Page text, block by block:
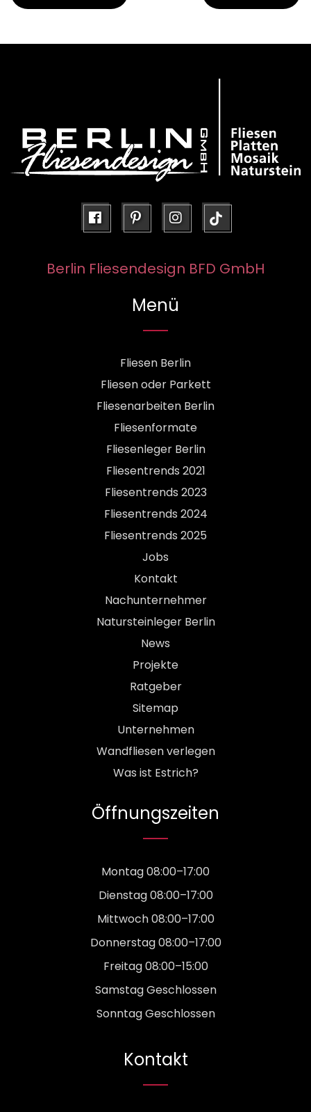
facebookpinterestinstagram
Berlin Fliesendesign BFD GmbH
Menü
Fliesen Berlin
Fliesen oder Parkett
Fliesenarbeiten Berlin
Fliesenformate
Fliesenleger Berlin
Fliesentrends 2021
Fliesentrends 2023
Fliesentrends 2024
Fliesentrends 2025
Jobs
Kontakt
Nachunternehmer
Natursteinleger Berlin
News
Projekte
Ratgeber
Sitemap
Unternehmen
Wandfliesen verlegen
Was ist Estrich?
Öffnungszeiten
Montag 08:00–17:00
Dienstag 08:00–17:00
Mittwoch 08:00–17:00
Donnerstag 08:00–17:00
Freitag 08:00–15:00
Samstag Geschlossen
Sonntag Geschlossen
Kontakt